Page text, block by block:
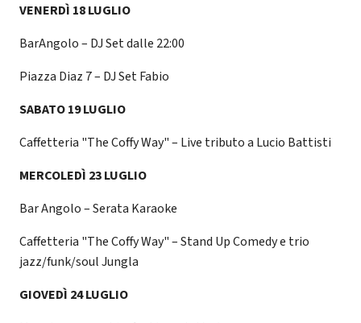
VENERDÌ 18 LUGLIO
BarAngolo – DJ Set dalle 22:00
Piazza Diaz 7 – DJ Set Fabio
SABATO 19 LUGLIO
Caffetteria "The Coffy Way" – Live tributo a Lucio Battisti
MERCOLEDÌ 23 LUGLIO
Bar Angolo – Serata Karaoke
Caffetteria "The Coffy Way" – Stand Up Comedy e trio
jazz/funk/soul Jungla
GIOVEDÌ 24 LUGLIO